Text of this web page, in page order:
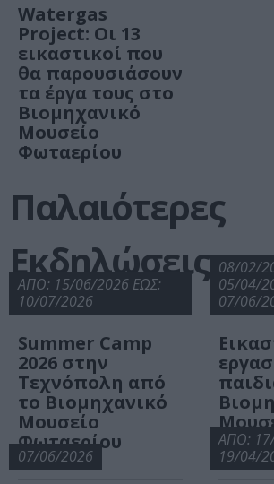
Watergas
Project: Οι 13
εικαστικοί που
θα παρουσιάσουν
τα έργα τους στο
Βιομηχανικό
Μουσείο
Φωταερίου
Παλαιότερες
Εκδηλώσεις
ΑΠΟ: 15/06/2026 ΕΩΣ:
10/07/2026
Summer Camp
2026 στην
Τεχνόπολη από
το Βιομηχανικό
Μουσείο
Φωταερίου
08/02/
05/04/
07/06/
07/06/2026
ΑΠΟ:
19/04/